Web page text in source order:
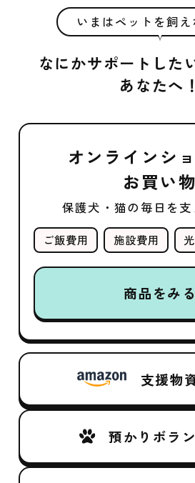
いまはペットを飼
なにかサポートした
あなたへ！
オンラインシ
お買い物
保護犬・猫の毎日を
ご飯費用 施設費用
商品をみる
支援物
預かりボラ